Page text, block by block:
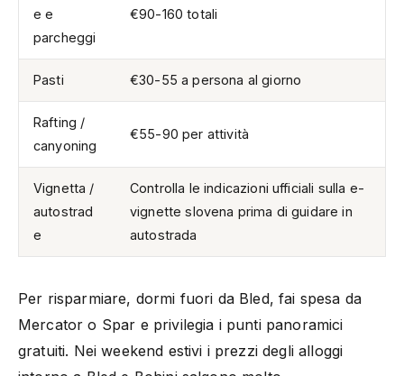
e e
parcheggi
€90-160 totali
Pasti €30-55 a persona al giorno
Rafting /
canyoning
€55-90 per attività
Vignetta /
autostrad
e
Controlla le indicazioni ufficiali sulla e-
vignette slovena prima di guidare in
autostrada
Per risparmiare, dormi fuori da Bled, fai spesa da
Mercator o Spar e privilegia i punti panoramici
gratuiti. Nei weekend estivi i prezzi degli alloggi